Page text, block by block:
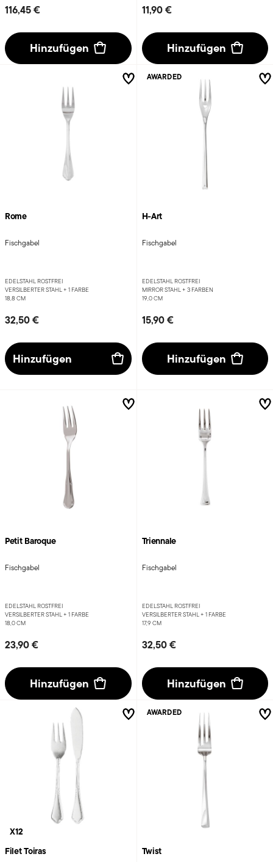
116,45 €
Hinzufügen
11,90 €
Hinzufügen
Rome
Fischgabel
EDELSTAHL ROSTFREI
VERSILBERTER STAHL + 1 FARBE
18,8 CM
32,50 €
Hinzufügen
H-Art
Fischgabel
EDELSTAHL ROSTFREI
MIRROR STAHL + 3 FARBEN
19,0 CM
15,90 €
Hinzufügen
AWARDED
Petit Baroque
Fischgabel
EDELSTAHL ROSTFREI
VERSILBERTER STAHL + 1 FARBE
18,0 CM
23,90 €
Hinzufügen
Triennale
Fischgabel
EDELSTAHL ROSTFREI
VERSILBERTER STAHL + 1 FARBE
17,9 CM
32,50 €
Hinzufügen
X12
Filet Toiras
Twist
AWARDED